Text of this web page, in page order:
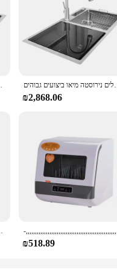
מיאו גבוהים
₪2,868.06
מדיח כלים
₪518.89